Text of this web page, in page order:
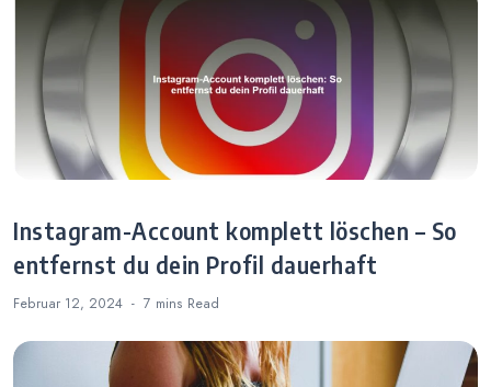
Instagram-Account komplett löschen – So
entfernst du dein Profil dauerhaft
Februar 12, 2024 7 mins Read